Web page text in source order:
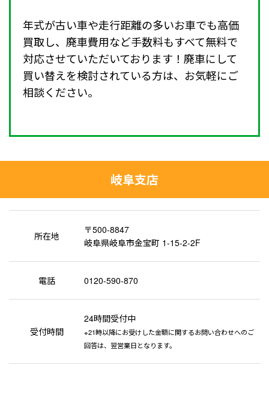
年式が古い車や走行距離の多いお車でも高価
買取し、廃車費用など手数料もすべて無料で
対応させていただいております！廃車にして
買い替えを検討されている方は、お気軽にご
相談ください。
岐阜支店
所在地
〒500-8847
岐阜県岐阜市金宝町 1-15-2-2F
電話 0120-590-870
受付時間
24時間受付中
※21時以降にお受けした金額に関するお問い合わせへのご
回答は、翌営業日となります。